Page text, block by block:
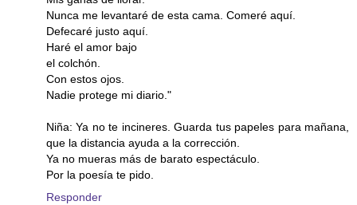
Nunca me levantaré de esta cama. Comeré aquí.
Defecaré justo aquí.
Haré el amor bajo
el colchón.
Con estos ojos.
Nadie protege mi diario."
Niña: Ya no te incineres. Guarda tus papeles para mañana,
que la distancia ayuda a la corrección.
Ya no mueras más de barato espectáculo.
Por la poesía te pido.
Responder